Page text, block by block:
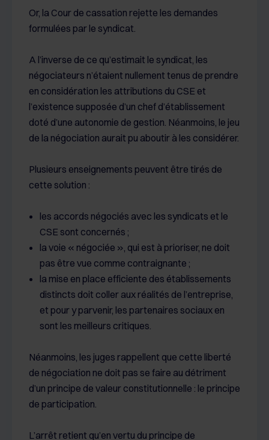
Or, la Cour de cassation rejette les demandes
formulées par le syndicat.
A l’inverse de ce qu’estimait le syndicat, les
négociateurs n’étaient nullement tenus de prendre
en considération les attributions du CSE et
l’existence supposée d’un chef d’établissement
doté d’une autonomie de gestion. Néanmoins, le jeu
de la négociation aurait pu aboutir à les considérer.
Plusieurs enseignements peuvent être tirés de
cette solution :
les accords négociés avec les syndicats et le
CSE sont concernés ;
la voie « négociée », qui est à prioriser, ne doit
pas être vue comme contraignante ;
la mise en place efficiente des établissements
distincts doit coller aux réalités de l’entreprise,
et pour y parvenir, les partenaires sociaux en
sont les meilleurs critiques.
Néanmoins, les juges rappellent que cette liberté
de négociation ne doit pas se faire au détriment
d’un principe de valeur constitutionnelle : le principe
de participation.
L’arrêt retient qu’en vertu du principe de